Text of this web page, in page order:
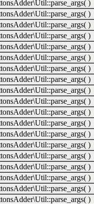
)
)
)
)
)
)
)
)
)
)
)
)
)
)
)
)
)
)
)